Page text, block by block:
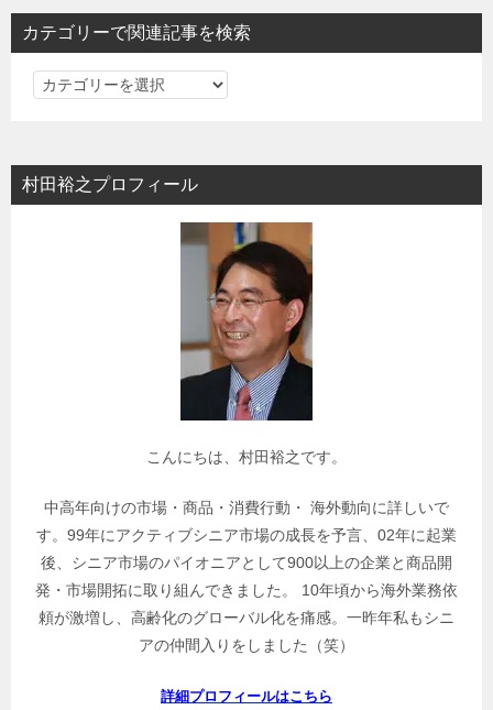
カテゴリーで関連記事を検索
カ
リ
ー
村田裕之プロフィール
こんにちは、村田裕之です。
中高年向けの市場・商品・消費行動・ 海外動向に詳しいで
す。99年にアクティブシニア市場の成長を予言、02年に起業
後、シニア市場のパイオニアとして900以上の企業と商品開
発・市場開拓に取り組んできました。 10年頃から海外業務依
頼が激増し、高齢化のグローバル化を痛感。一昨年私もシニ
アの仲間入りをしました（笑）
詳細プロフィールはこちら